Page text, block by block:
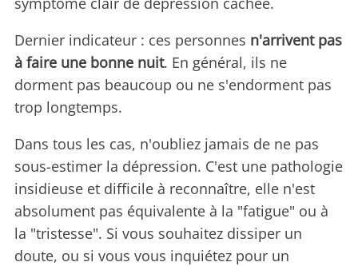
Dernier indicateur : ces personnes n'arrivent pas
à faire une bonne nuit. En général, ils ne
dorment pas beaucoup ou ne s'endorment pas
trop longtemps.
Dans tous les cas, n'oubliez jamais de ne pas
sous-estimer la dépression. C'est une pathologie
insidieuse et difficile à reconnaître, elle n'est
absolument pas équivalente à la "fatigue" ou à
la "tristesse". Si vous souhaitez dissiper un
doute, ou si vous vous inquiétez pour un